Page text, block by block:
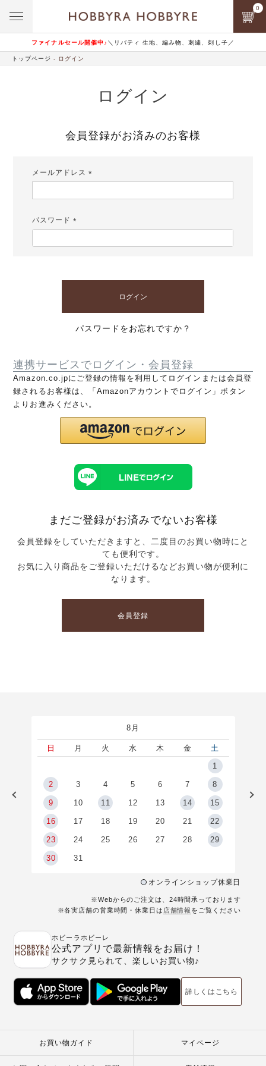
ファイナルセール開催中♪ ＼リバティ 生地、編み物、刺繍、刺し子／
0
トップページ ログイン
ログイン
会員登録がお済みのお客様
メールアドレス
パスワード
ログイン
パスワードをお忘れですか？
連携サービスでログイン・会員登録
Amazon.co.jpにご登録の情報を利用してログインまたは会員登
録されるお客様は、「Amazonアカウントでログイン」ボタン
よりお進みください。
まだご登録がお済みでないお客様
会員登録をしていただきますと、二度目のお買い物時にと
ても便利です。
お気に入り商品をご登録いただけるなどお買い物が便利に
なります。
会員登録
8月
日 月 火 水 木 金
土
1
2 3 4 5 6 7 8
9 10 11 12 13 14 15
16 17 18 19 20 21 22
23 24 25 26 27 28 29
30 31
オンラインショップ休業日
※Webからのご注文は、24時間承っております
※各実店舗の営業時間・休業日は 店舗情報 をご覧ください
ホビーラホビーレ
公式アプリで最新情報をお届け！
サクサク見られて、楽しいお買い物♪
詳しくはこちら
お買い物ガイド マイページ